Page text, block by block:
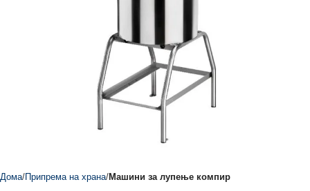
Дома Припрема на храна Машини за лупење компир